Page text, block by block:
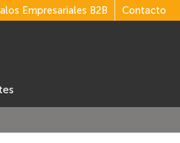
Empresariales B2B Contacto